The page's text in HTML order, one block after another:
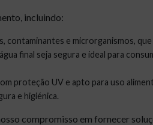
incluindo:
contaminantes e microrganismos, que
final seja segura e ideal para
proteção UV e apto para uso
e higiénica.
compromisso em fornecer